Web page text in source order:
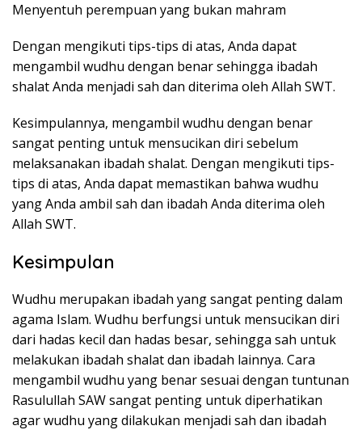
Menyentuh perempuan yang bukan mahram
Dengan mengikuti tips-tips di atas, Anda dapat
mengambil wudhu dengan benar sehingga ibadah
shalat Anda menjadi sah dan diterima oleh Allah SWT.
Kesimpulannya, mengambil wudhu dengan benar
sangat penting untuk mensucikan diri sebelum
melaksanakan ibadah shalat. Dengan mengikuti tips-
tips di atas, Anda dapat memastikan bahwa wudhu
yang Anda ambil sah dan ibadah Anda diterima oleh
Allah SWT.
Kesimpulan
Wudhu merupakan ibadah yang sangat penting dalam
agama Islam. Wudhu berfungsi untuk mensucikan diri
dari hadas kecil dan hadas besar, sehingga sah untuk
melakukan ibadah shalat dan ibadah lainnya. Cara
mengambil wudhu yang benar sesuai dengan tuntunan
Rasulullah SAW sangat penting untuk diperhatikan
agar wudhu yang dilakukan menjadi sah dan ibadah